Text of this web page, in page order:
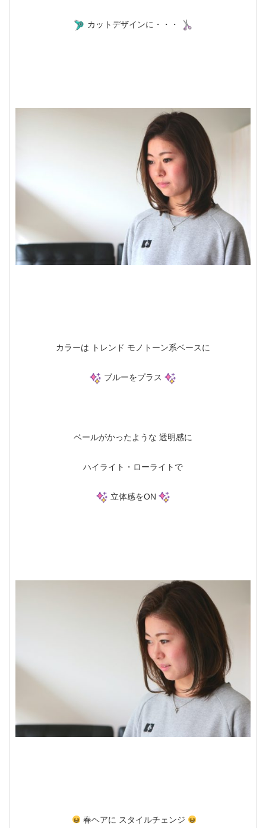
カットデザインに・・・
カラーは トレンド モノトーン系ベースに
ブルーをプラス
ベールがかったような 透明感に
ハイライト・ローライトで
立体感をON
春ヘアに スタイルチェンジ